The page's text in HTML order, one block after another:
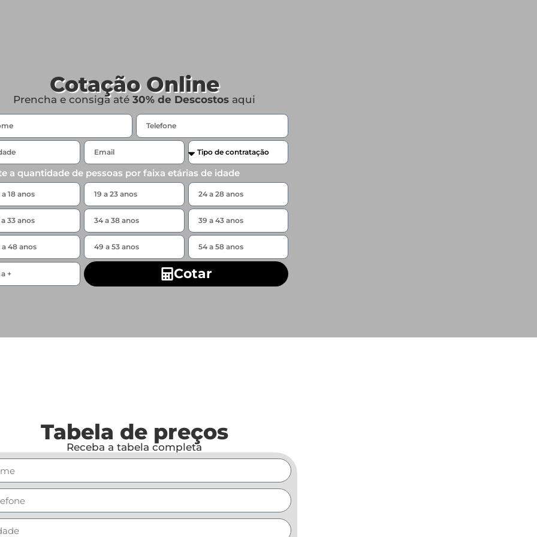
Cotação Online
Prencha e consiga até 30% de Descostos aqui
a quantidade de pessoas por faixa etárias de idade
Cotar
Tabela de preços
Receba a tabela completa